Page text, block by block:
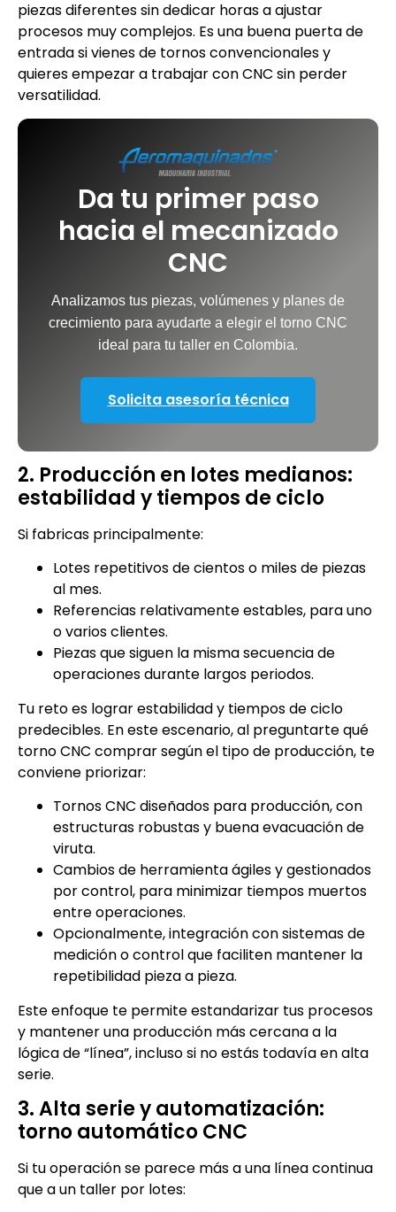
piezas diferentes sin dedicar horas a ajustar
procesos muy complejos. Es una buena puerta de
entrada si vienes de tornos convencionales y
quieres empezar a trabajar con CNC sin perder
versatilidad.
Da tu primer paso
hacia el mecanizado
CNC
Analizamos tus piezas, volúmenes y planes de
crecimiento para ayudarte a elegir el torno CNC
ideal para tu taller en Colombia.
Solicita asesoría técnica
2. Producción en lotes medianos:
estabilidad y tiempos de ciclo
Si fabricas principalmente:
Lotes repetitivos de cientos o miles de piezas
al mes.
Referencias relativamente estables, para uno
o varios clientes.
Piezas que siguen la misma secuencia de
operaciones durante largos periodos.
Tu reto es lograr estabilidad y tiempos de ciclo
predecibles. En este escenario, al preguntarte qué
torno CNC comprar según el tipo de producción, te
conviene priorizar:
Tornos CNC diseñados para producción, con
estructuras robustas y buena evacuación de
viruta.
Cambios de herramienta ágiles y gestionados
por control, para minimizar tiempos muertos
entre operaciones.
Opcionalmente, integración con sistemas de
medición o control que faciliten mantener la
repetibilidad pieza a pieza.
Este enfoque te permite estandarizar tus procesos
y mantener una producción más cercana a la
lógica de “línea”, incluso si no estás todavía en alta
serie.
3. Alta serie y automatización:
torno automático CNC
Si tu operación se parece más a una línea continua
que a un taller por lotes: